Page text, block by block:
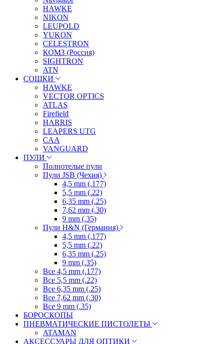
HAWKE
NIKON
LEUPOLD
YUKON
CELESTRON
КОМЗ (Россия)
SIGHTRON
ATN
СОШКИ
HAWKE
VECTOR OPTICS
ATLAS
Firefield
HARRIS
LEAPERS UTG
CAA
VANGUARD
ПУЛИ
Полнотелые пули
Пули JSB (Чехия)
4,5 mm (.177)
5,5 mm (.22)
6,35 mm (.25)
7,62 mm (.30)
9 mm (.35)
Пули H&N (Германия)
4,5 mm (.177)
5,5 mm (.22)
6,35 mm (.25)
9 mm (.35)
Все 4,5 mm (.177)
Все 5,5 mm (.22)
Все 6,35 mm (.25)
Все 7,62 mm (.30)
Все 9 mm (.35)
БОРОСКОПЫ
ПНЕВМАТИЧЕСКИЕ ПИСТОЛЕТЫ
ATAMAN
АКСЕССУАРЫ ДЛЯ ОПТИКИ